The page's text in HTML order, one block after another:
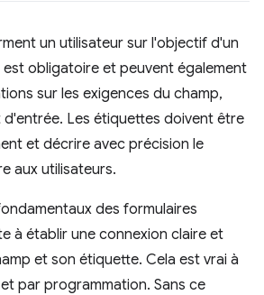
un utilisateur sur l'objectif d'un
est obligatoire et peuvent également
sur les exigences du champ,
Les étiquettes doivent être
et décrire avec précision le
aux utilisateurs.
des formulaires
à établir une connexion claire et
et son étiquette. Cela est vrai à
par programmation. Sans ce